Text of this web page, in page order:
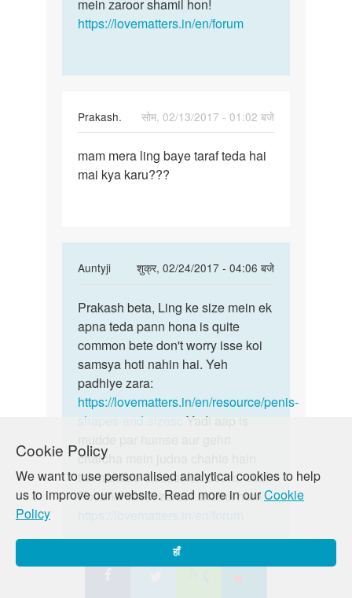
Cookie Policy
We want to use personalised analytical cookies to help
us to improve our website. Read more in ourCookie
Policy
हाँ
mein zaroor shamil hon!
https://lovematters.in/en/forum
Prakash.
सोम, 02/13/2017 - 01:02 बजे
mam
mera
mam mera ling baye taraf teda hai
mai kya karu???
Auntyji
शुक्र, 02/24/2017 - 04:06 बजे
In
to
mam
mera
ling
baye
taraf
Prakash
beta,
Ling
ke
size
Prakash beta, Ling ke size mein ek
apna teda pann hona is quite
common bete don't worry isse koi
samsya hoti nahin hai. Yeh
padhiye zara:
https://lovematters.in/en/resource/penis-
shapes-and-sizesc
Yadi aap is
charcha mein judna chahte hain
toh hamare discussion board “Just
Poocho” mein zaroor shamil hon!